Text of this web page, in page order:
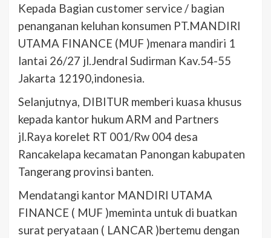
Kepada Bagian customer service / bagian
penanganan keluhan konsumen PT.MANDIRI
UTAMA FINANCE (MUF )menara mandiri 1
lantai 26/27 jl.Jendral Sudirman Kav.54-55
Jakarta 12190,indonesia.
Selanjutnya, DIBITUR memberi kuasa khusus
kepada kantor hukum ARM and Partners
jl.Raya korelet RT 001/Rw 004 desa
Rancakelapa kecamatan Panongan kabupaten
Tangerang provinsi banten.
Mendatangi kantor MANDIRI UTAMA
FINANCE ( MUF )meminta untuk di buatkan
surat peryataan ( LANCAR )bertemu dengan